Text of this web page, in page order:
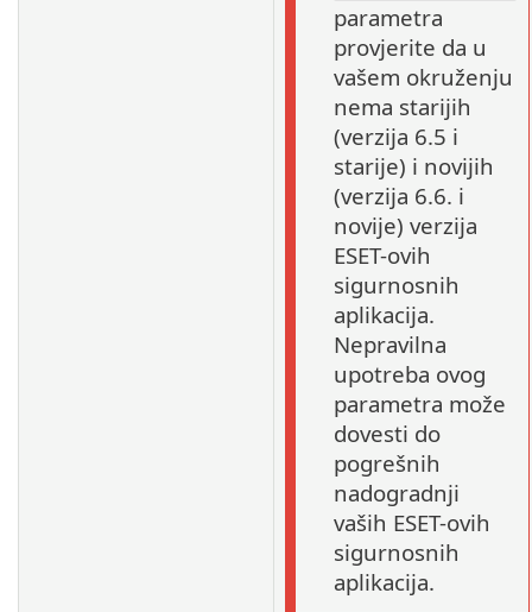
parametra
provjerite da u
vašem okruženju
nema starijih
(verzija 6.5 i
starije) i novijih
(verzija 6.6. i
novije) verzija
ESET-ovih
sigurnosnih
aplikacija.
Nepravilna
upotreba ovog
parametra može
dovesti do
pogrešnih
nadogradnji
vaših ESET-ovih
sigurnosnih
aplikacija.